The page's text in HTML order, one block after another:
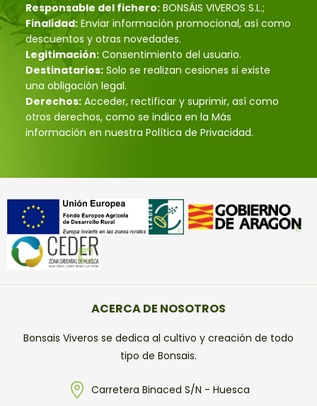
Responsable del fichero: BONSÁIS VIVEROS S.L.;
Finalidad: Enviar información promocional, así como
descuentos y otras novedades.
Legitimación: Consentimiento del usuario.
Destinatarios: Solo se realizan cesiones si existe
una obligación legal.
Derechos: Acceder, rectificar y suprimir, así como
otros derechos, como se indica en la Más
información en nuestra Política de Privacidad.
ACERCA DE NOSOTROS
Bonsais Viveros se dedica al cultivo y creación de todo
tipo de Bonsais.
Carretera Binaced S/N - Huesca